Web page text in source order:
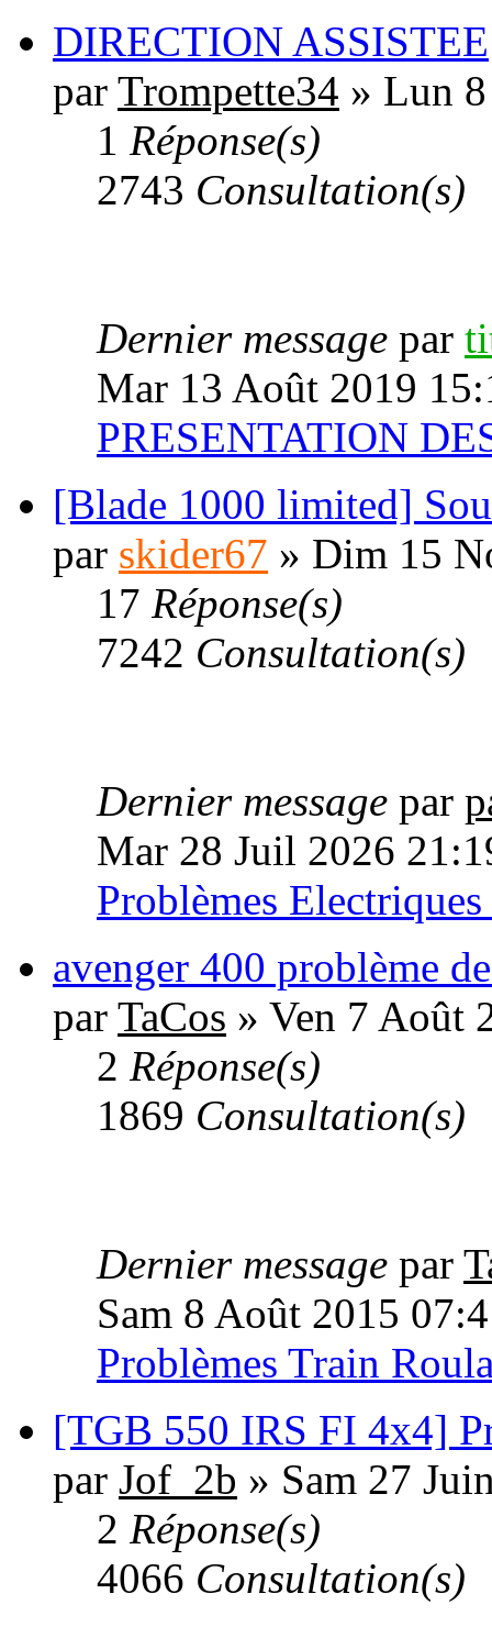
DIRECTION ASSISTEE
par Trompette34 » Lun
1 Réponse(s)
2743 Consultation(s)
Dernier message par
Mar 13 Août 2019
PRESENTATION
[Blade 1000 limited]
par skider67 » Dim 15
17 Réponse(s)
7242 Consultation(s)
Dernier message par
Mar 28 Juil 2026
Problèmes
avenger 400 problème
par TaCos » Ven 7 Août
2 Réponse(s)
1869 Consultation(s)
Dernier message par
Sam 8 Août 2015
Problèmes Train
[TGB 550 IRS FI 4x4]
par Jof_2b » Sam 27
2 Réponse(s)
4066 Consultation(s)